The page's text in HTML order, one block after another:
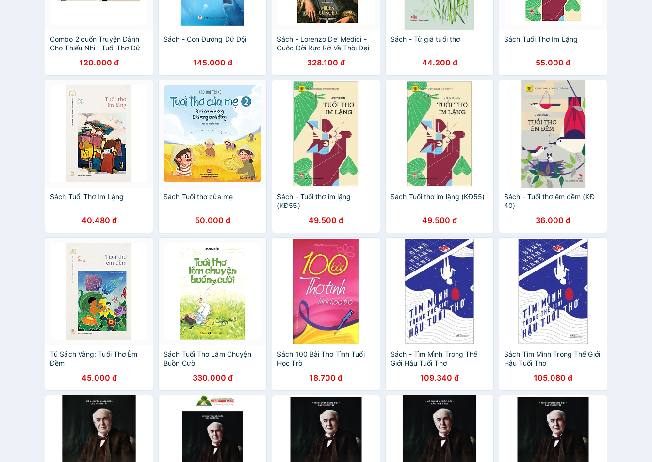
Combo 2 cuốn Truyện Dành
Cho Thiếu Nhi : Tuổi Thơ Dữ
120.000 đ
Sách - Con Đường Dữ Dội
145.000 đ
Sách - Lorenzo De’ Medici -
Cuộc Đời Rực Rỡ Và Thời Đại
328.100 đ
Sách - Từ giã tuổi thơ
44.200 đ
Sách Tuổi Thơ Im Lặng
55.000 đ
Sách Tuổi Thơ Im Lặng
40.480 đ
Sách Tuổi thơ của mẹ
50.000 đ
Sách - Tuổi thơ im lặng
(KĐ55)
49.500 đ
Sách Tuổi thơ im lặng (KĐ55)
49.500 đ
Sách - Tuổi thơ êm đềm (KĐ
40)
36.000 đ
Tủ Sách Vàng: Tuổi Thơ Êm
Đềm
45.000 đ
Sách Tuổi Thơ Lắm Chuyện
Buồn Cười
330.000 đ
Sách 100 Bài Thơ Tình Tuổi
Học Trò
18.700 đ
Sách - Tìm Mình Trong Thế
Giới Hậu Tuổi Thơ
109.340 đ
Sách Tìm Mình Trong Thế Giới
Hậu Tuổi Thơ
105.080 đ